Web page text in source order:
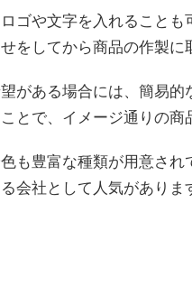
ゴや文字を入れることも
をしてから商品の作製に
がある場合には、簡易
とで、イメージ通りの商
も豊富な種類が用意され
会社として人気がありま